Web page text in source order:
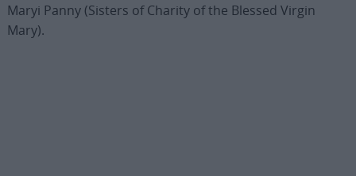
Maryi Panny (Sisters of Charity of the Blessed Virgin
Mary).